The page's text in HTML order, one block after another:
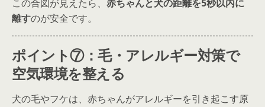
この合図が見えたら、 赤ちゃんと犬の距離を5秒以内に
離すのが安全です。
ポイント⑦：毛・アレルギー対策で
空気環境を整える
犬の毛やフケは、赤ちゃんがアレルギーを引き起こす原